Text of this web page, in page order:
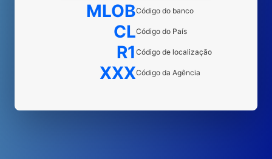
MLOBCódigo do banco
CLCódigo do País
R1 Código de localização
XXXCódigo da Agência